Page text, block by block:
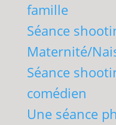
famille
Séance
Maternité/
Séance
comédien
Une séance